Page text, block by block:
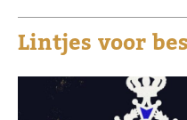
Lintjes voor